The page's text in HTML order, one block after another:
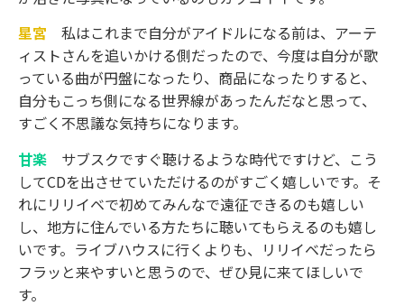
星宮 私はこれまで自分がアイドルになる前は、アーテ
ィストさんを追いかける側だったので、今度は自分が歌
っている曲が円盤になったり、商品になったりすると、
自分もこっち側になる世界線があったんだなと思って、
すごく不思議な気持ちになります。
甘楽 サブスクですぐ聴けるような時代ですけど、こう
してCDを出させていただけるのがすごく嬉しいです。そ
れにリリイベで初めてみんなで遠征できるのも嬉しい
し、地方に住んでいる方たちに聴いてもらえるのも嬉し
いです。ライブハウスに行くよりも、リリイベだったら
フラッと来やすいと思うので、ぜひ見に来てほしいで
す。